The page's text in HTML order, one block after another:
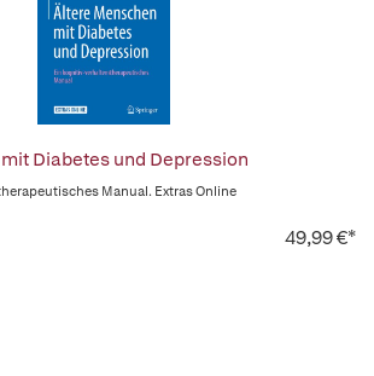
Diabetes und Depression
Manual. Extras Online
49,99 €*